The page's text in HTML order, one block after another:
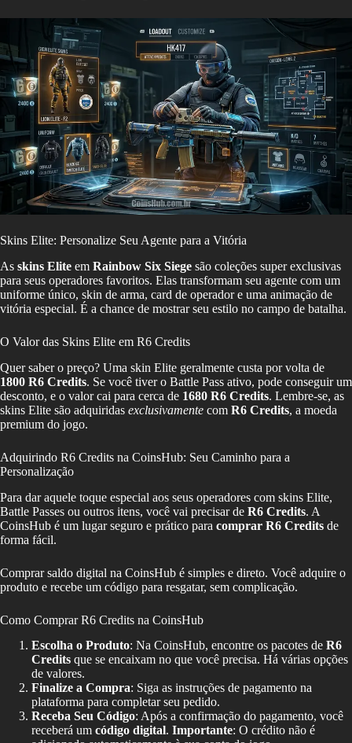
Skins Elite: Personalize Seu Agente para a Vitória
As skins Elite em Rainbow Six Siege são coleções super exclusivas
para seus operadores favoritos. Elas transformam seu agente com um
uniforme único, skin de arma, card de operador e uma animação de
vitória especial. É a chance de mostrar seu estilo no campo de batalha.
O Valor das Skins Elite em R6 Credits
Quer saber o preço? Uma skin Elite geralmente custa por volta de
1800 R6 Credits. Se você tiver o Battle Pass ativo, pode conseguir um
desconto, e o valor cai para cerca de 1680 R6 Credits. Lembre-se, as
skins Elite são adquiridas exclusivamente com R6 Credits, a moeda
premium do jogo.
Adquirindo R6 Credits na CoinsHub: Seu Caminho para a
Personalização
Para dar aquele toque especial aos seus operadores com skins Elite,
Battle Passes ou outros itens, você vai precisar de R6 Credits. A
CoinsHub é um lugar seguro e prático para comprar R6 Credits de
forma fácil.
Comprar saldo digital na CoinsHub é simples e direto. Você adquire o
produto e recebe um código para resgatar, sem complicação.
Como Comprar R6 Credits na CoinsHub
Escolha o Produto: Na CoinsHub, encontre os pacotes de R6
Credits que se encaixam no que você precisa. Há várias opções
de valores.
Finalize a Compra: Siga as instruções de pagamento na
plataforma para completar seu pedido.
Receba Seu Código: Após a confirmação do pagamento, você
receberá um código digital. Importante: O crédito não é